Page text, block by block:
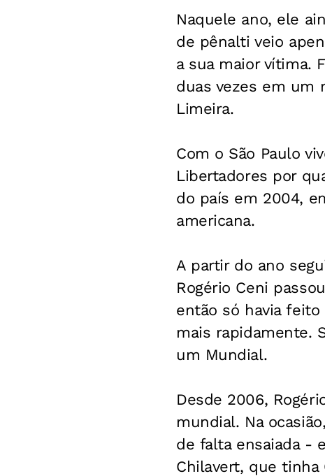
Naquele ano, ele
de pênalti veio
a sua maior vítima.
duas vezes em um
Limeira.
Com o São Paulo
Libertadores por
do país em 2004,
americana.
A partir do ano
Rogério Ceni
então só havia
mais rapidamente.
um Mundial.
Desde 2006,
mundial. Na
de falta ensaiada -
Chilavert, que tinha